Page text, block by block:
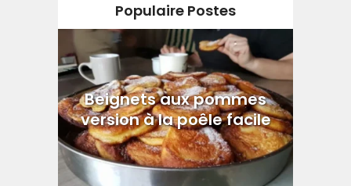
Populaire Postes
Beignets aux pommes
version à la poêle facile